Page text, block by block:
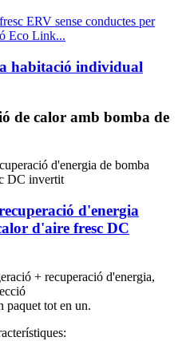
habitació individual
de calor amb bomba de
d'energia
d'aire fresc DC
+ recuperació d'energia,
paquet tot en un.